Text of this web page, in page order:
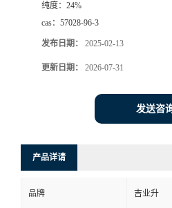
纯度： 24%
cas： 57028-96-3
发布日期： 2025-02-13
更新日期： 2026-07-31
发送咨
产品详请
品牌 吉业升